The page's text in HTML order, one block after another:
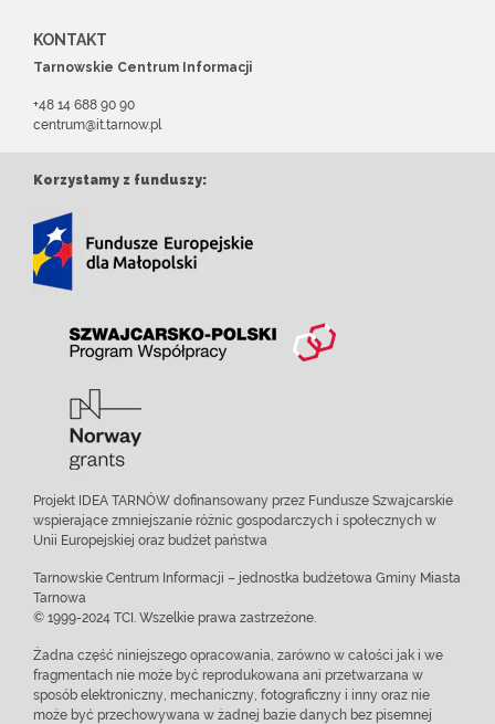
wpisach
KONTAKT
Tarnowskie Centrum Informacji
+48 14 688 90 90
centrum@it.tarnow.pl
Korzystamy z funduszy:
Projekt IDEA TARNÓW dofinansowany przez Fundusze Szwajcarskie
wspierające zmniejszanie różnic gospodarczych i społecznych w
Unii Europejskiej oraz budżet państwa
Tarnowskie Centrum Informacji – jednostka budżetowa Gminy Miasta
Tarnowa
© 1999-2024 TCI. Wszelkie prawa zastrzeżone.
Żadna część niniejszego opracowania, zarówno w całości jak i we
fragmentach nie może być reprodukowana ani przetwarzana w
sposób elektroniczny, mechaniczny, fotograficzny i inny oraz nie
może być przechowywana w żadnej bazie danych bez pisemnej